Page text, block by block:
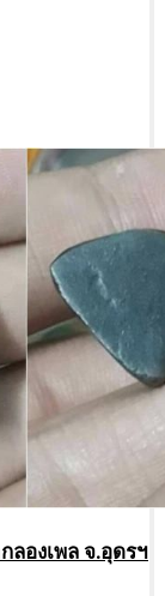
องเพล จ.อุดรฯ